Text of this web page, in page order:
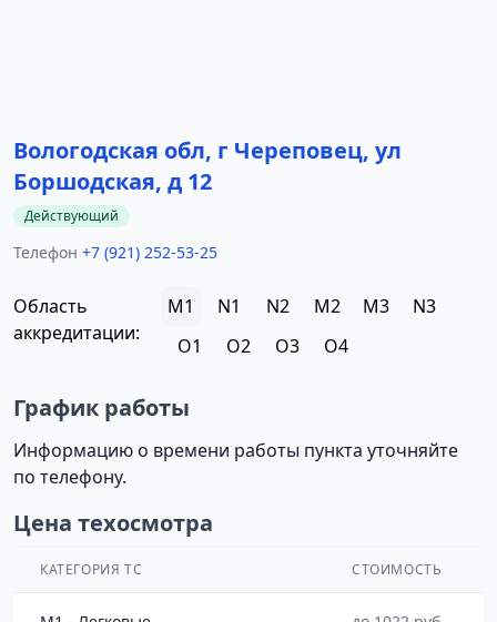
Вологодская обл, г Череповец, ул
Боршодская, д 12
Действующий
Телефон +7 (921) 252-53-25
Область
аккредитации:
M1 N1 N2 M2 M3
N3
O1
O2 O3 O4
График работы
Информацию о времени работы пункта уточняйте
по телефону.
Цена техосмотра
КАТЕГОРИЯ ТС СТОИМОСТЬ